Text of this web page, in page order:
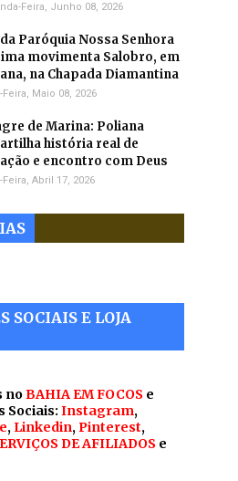
Feira, Junho 08, 2026
Paróquia Nossa Senhora
movimenta Salobro, em
na Chapada Diamantina
Feira, Maio 08, 2026
de Marina: Poliana
história real de
e encontro com Deus
Feira, Abril 17, 2026
SOCIAIS E LOJA
noBAHIA EM FOCOS e
Sociais: Instagram,
, Linkedin,Pinterest,
DE AFILIADOS e